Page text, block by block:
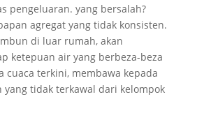
pengeluaran. yang bersalah?
agregat yang tidak konsisten.
di luar rumah, akan
ketepuan air yang berbeza-beza
cuaca terkini, membawa kepada
yang tidak terkawal dari kelompok